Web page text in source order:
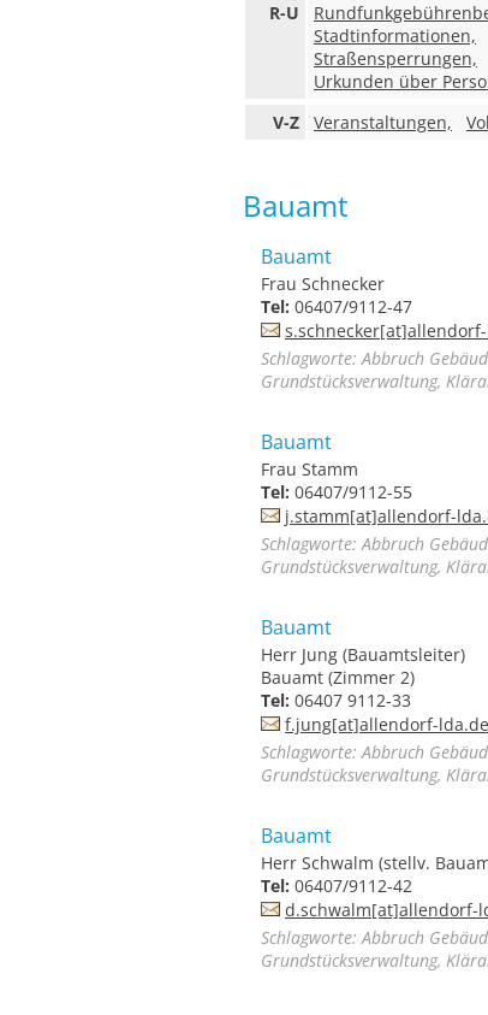
R-U
Stadtinformationen,
Straßensperrungen,
Urkunden über
V-Z
Veranstaltungen,
Bauamt
Bauamt
Frau Schnecker
Tel: 06407/9112-47
Schlagworte: Abbruch
Grundstücksverwaltung,
Bauamt
Frau Stamm
Tel: 06407/9112-55
j.stamm[at]allendorf-
Schlagworte: Abbruch
Grundstücksverwaltung,
Bauamt
Herr Jung (Bauamtsleiter)
Bauamt (Zimmer 2)
Tel: 06407 9112-33
f.jung[at]allendorf-lda.de
Schlagworte: Abbruch
Grundstücksverwaltung,
Bauamt
Herr Schwalm (stellv.
Tel: 06407/9112-42
d.schwalm[at]allendorf-
Schlagworte: Abbruch
Grundstücksverwaltung,